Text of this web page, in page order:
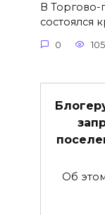
В
состоялся
0 105
Об